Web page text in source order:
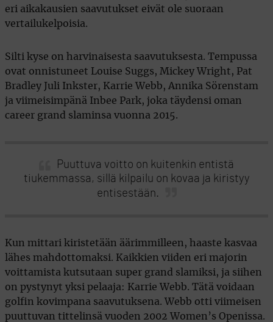
eri aikakausien saavutukset eivät ole suoraan
vertailukelpoisia.
Silti kyse on harvinaisesta saavutuksesta. Tempussa
ovat onnistuneet Louise Suggs, Mickey Wright, Pat
Bradley Juli Inkster, Karrie Webb, Annika Sörenstam
ja viimeisimpänä Inbee Park, joka täydensi oman
career grand slaminsa vuonna 2015.
Puuttuva voitto on kuitenkin entistä
tiukemmassa, sillä kilpailu on kovaa ja kiristyy
entisestään.
Kun mittari kiristetään äärimmilleen, haaste kasvaa
lähes mahdottomaksi. Kaikkien viiden eri majorin
voittamista kutsutaan super grand slamiksi, ja siihen
on pystynyt yksi pelaaja: Karrie Webb. Tätä voidaan
golfin kovimpana saavutuksena. Webb otti viimeisen
puuttuvan tittelinsä vuoden 2002 Women’s Openissa.